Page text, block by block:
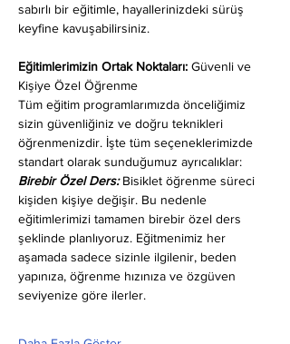
sabırlı bir eğitimle, hayallerinizdeki sürüş
keyfine kavuşabilirsiniz.
Eğitimlerimizin Ortak Noktaları: Güvenli ve
Kişiye Özel Öğrenme
Tüm eğitim programlarımızda önceliğimiz
sizin güvenliğiniz ve doğru teknikleri
öğrenmenizdir. İşte tüm seçeneklerimizde
standart olarak sunduğumuz ayrıcalıklar:
Birebir Özel Ders: Bisiklet öğrenme süreci
kişiden kişiye değişir. Bu nedenle
eğitimlerimizi tamamen birebir özel ders
şeklinde planlıyoruz. Eğitmenimiz her
aşamada sadece sizinle ilgilenir, beden
yapınıza, öğrenme hızınıza ve özgüven
seviyenize göre ilerler.